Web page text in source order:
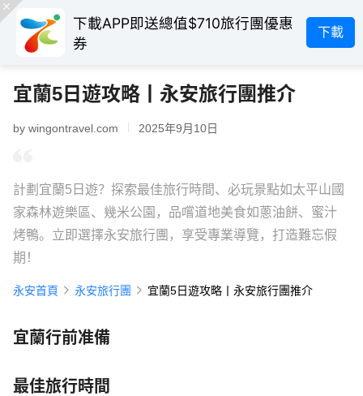
下載APP即送總值$710旅行團優惠
券
下載
宜蘭5日遊攻略丨永安旅行團推介
by wingontravel.com 2025年9月10日
計劃宜蘭5日遊？探索最佳旅行時間、必玩景點如太平山國
家森林遊樂區、幾米公園，品嚐道地美食如蔥油餅、蜜汁
烤鴨。立即選擇永安旅行團，享受專業導覽，打造難忘假
期！
永安首頁 永安旅行團 宜蘭5日遊攻略丨永安旅行團推介
宜蘭行前准備
最佳旅行時間